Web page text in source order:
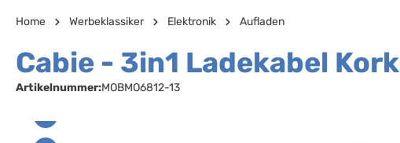
Home Werbeklassiker Elektronik Aufladen
Cabie - 3in1 Ladekabel Kork
Artikelnummer:MOBMO6812-13
Bildergalerie überspringen